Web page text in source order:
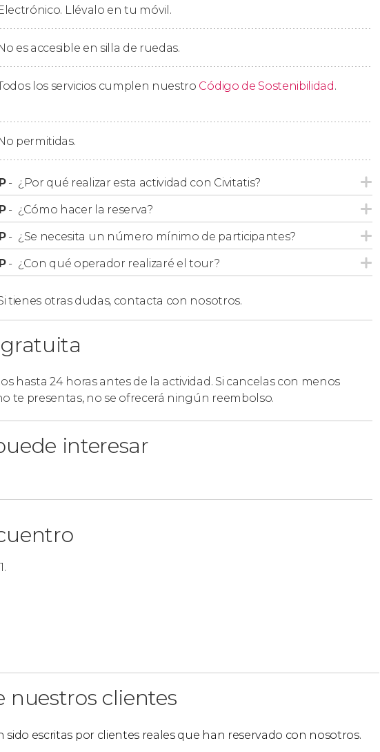
bici, volveremos al punto de inicio para despedirnos. ¡Agur!
Llévalo en tu móvil.
es accesible en silla de ruedas.
los servicios cumplen nuestro Código de Sostenibilidad .
permitidas.
P- ¿Por qué realizar esta actividad con Civitatis?
P- ¿Cómo hacer la reserva?
P- ¿Se necesita un número mínimo de participantes?
P- ¿Con qué operador realizaré el tour?
tienes otras dudas, contacta con nosotros.
hasta 24 horas antes de la actividad. Si cancelas con menos
te presentas, no se ofrecerá ningún reembolso.
interesar
nuestros clientes
sido escritas por clientes reales que han reservado con nosotros.